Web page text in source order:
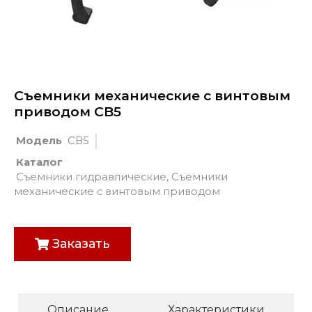
Съемники механические с винтовым
приводом СВ5
Модель СВ5
Каталог
Съемники гидравлические, Съемники
механические с винтовым приводом
Заказать